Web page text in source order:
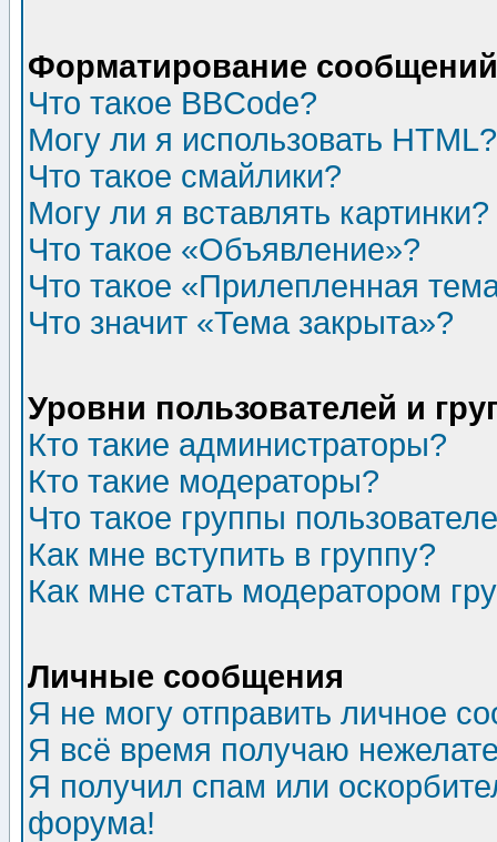
Форматирование
Что такое BBCode?
Могу ли я использовать HTML?
Что такое смайлики?
Могу ли я вставлять картинки?
Что такое «Объявление»?
Что такое «Прилепленная
Что значит «Тема закрыта»?
Уровни пользователей и
Кто такие администраторы?
Кто такие модераторы?
Что такое группы
Как мне вступить в группу?
Как мне стать модератором
Личные сообщения
Я не могу отправить личное
Я всё время получаю
Я получил спам или
форума!